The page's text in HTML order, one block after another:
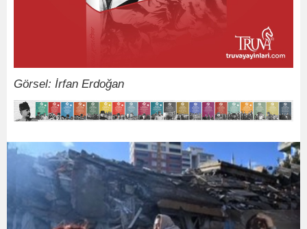
Görsel: İrfan Erdoğan